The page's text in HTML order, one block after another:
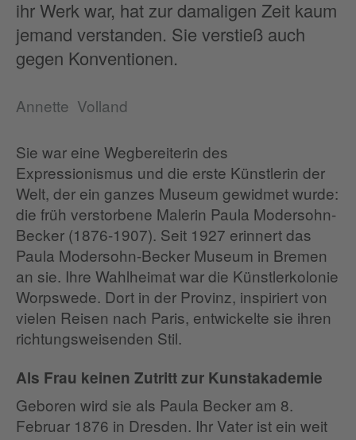
ihr Werk war, hat zur damaligen Zeit kaum
jemand verstanden. Sie verstieß auch
gegen Konventionen.
Annette Volland
Sie war eine Wegbereiterin des
Expressionismus und die erste Künstlerin der
Welt, der ein ganzes Museum gewidmet wurde:
die früh verstorbene Malerin Paula Modersohn-
Becker (1876-1907). Seit 1927 erinnert das
Paula Modersohn-Becker Museum in Bremen
an sie. Ihre Wahlheimat war die Künstlerkolonie
Worpswede. Dort in der Provinz, inspiriert von
vielen Reisen nach Paris, entwickelte sie ihren
richtungsweisenden Stil.
Als Frau keinen Zutritt zur Kunstakademie
Geboren wird sie als Paula Becker am 8.
Februar 1876 in Dresden. Ihr Vater ist ein weit